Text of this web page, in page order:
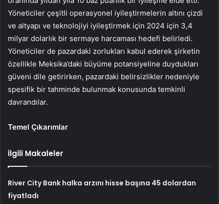
Yöneticiler çeşitli operasyonel iyileştirmelerin altını çizdi
ve altyapı ve teknolojiyi iyileştirmek için 2024 için 3,4
milyar dolarlık bir sermaye harcaması hedefi belirledi.
Yöneticiler de pazardaki zorlukları kabul ederek şirketin
özellikle Meksika’daki büyüme potansiyeline duydukları
güveni dile getirirken, pazardaki belirsizlikler nedeniyle
spesifik bir tahminde bulunmak konusunda temkinli
davrandılar.
Temel Çıkarımlar
İlgili Makaleler
River City Bank halka arzını hisse başına 45 dolardan
fiyatladı